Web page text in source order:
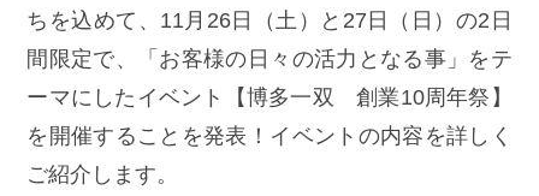
ちを込めて、11月26日（土）と27日（日）の2日
間限定で、「お客様の日々の活力となる事」をテ
ーマにしたイベント【博多一双 創業10周年祭】
を開催することを発表！イベントの内容を詳しく
ご紹介します。